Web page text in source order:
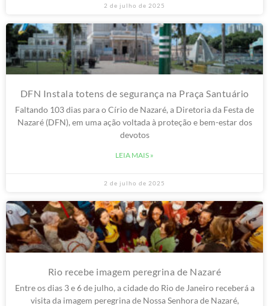
2 de julho de 2025
DFN Instala totens de segurança na Praça Santuário
Faltando 103 dias para o Círio de Nazaré, a Diretoria da Festa de
Nazaré (DFN), em uma ação voltada à proteção e bem-estar dos
devotos
LEIA MAIS »
2 de julho de 2025
Rio recebe imagem peregrina de Nazaré
Entre os dias 3 e 6 de julho, a cidade do Rio de Janeiro receberá a
visita da imagem peregrina de Nossa Senhora de Nazaré,